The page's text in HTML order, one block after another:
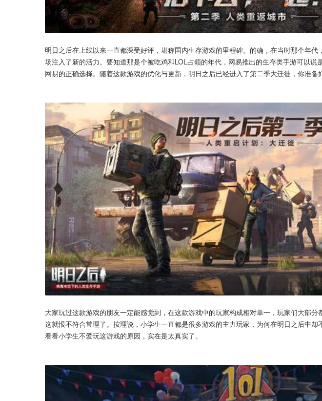
明日之后在上线以来一直都深受好评，堪称国内生存游戏的里程碑。的确，在当时那个年
场注入了新的活力。要知道那是个被吃鸡和LOL占领的年代，网易推出的生存类手游可以说
网易的正确选择。随着这款游戏的优化与更新，明日之后已经进入了第二季大迁徙，你准备
大家玩过这款游戏的朋友一定能感觉到，在这款游戏中的玩家构成相对单一，玩家们大部分
这就恨不符合常理了。按理说，小学生一直都是很多游戏的主力玩家，为何在明日之后中
看看小学生不爱玩这游戏的原因，实在是太真实了。